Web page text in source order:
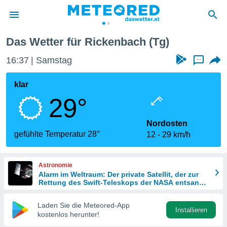
wurde
dass
sind.
diese
Das Wetter für Rickenbach (Tg)
16:37 Samstag ...
klar
29°
gefühlte Temperatur 28°
Nordosten
12
29 km/h
Astronomie
Alarm im Weltraum: Der private Satellit, der zur
Rettung des Swift-Teleskops der NASA entsandt
Laden Sie die Meteored-App
kostenlos herunter!
Installieren